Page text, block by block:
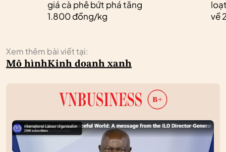
giá cà phê bứt phá tăng
1.800 đồng/kg
về
Xem thêm bài viết tại:
Mô hìnhKinh doanh xanh